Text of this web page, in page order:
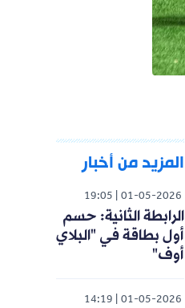
المزيد من أخبار
01-05-2026
19:05
الرابطة الثانية: حسم
أول بطاقة في "البلاي
أوف"
01-05-2026
14:19